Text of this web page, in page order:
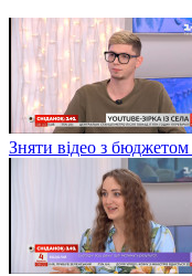
Зняти відео з бюджетом